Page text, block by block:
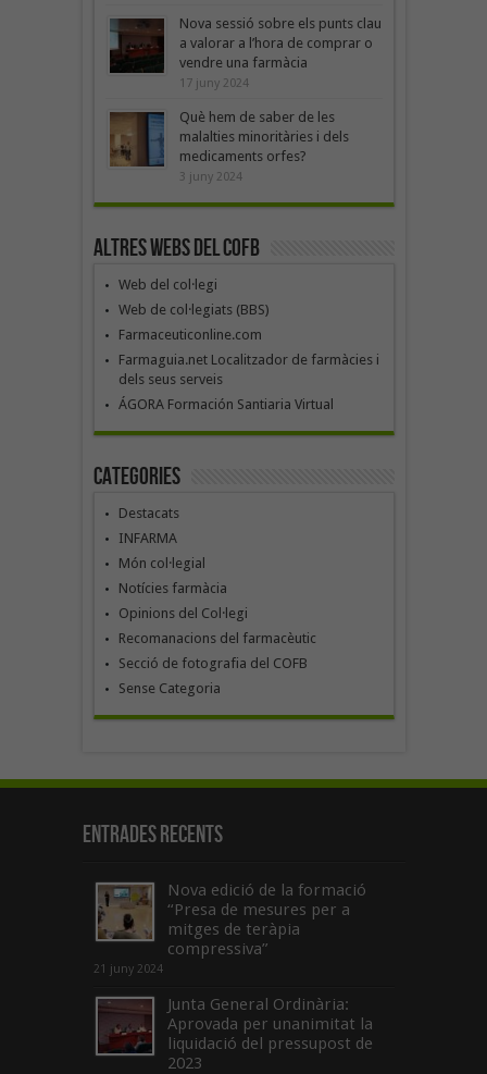
Nova sessió sobre els punts clau
a valorar a l’hora de comprar o
vendre una farmàcia
17 juny 2024
Què hem de saber de les
malalties minoritàries i dels
medicaments orfes?
3 juny 2024
Altres webs del COFB
Web del col·legi
Web de col·legiats (BBS)
Farmaceuticonline.com
Farmaguia.net Localitzador de farmàcies i
dels seus serveis
ÁGORA Formación Santiaria Virtual
Categories
Destacats
INFARMA
Món col·legial
Notícies farmàcia
Opinions del Col·legi
Recomanacions del farmacèutic
Secció de fotografia del COFB
Sense Categoria
Entrades recents
Nova edició de la formació
“Presa de mesures per a
mitges de teràpia
compressiva”
21 juny 2024
Junta General Ordinària:
Aprovada per unanimitat la
liquidació del pressupost de
2023